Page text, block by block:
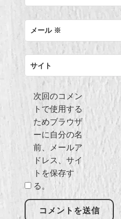
メール ※
サイト
次回のコメン
トで使用する
ためブラウザ
ーに自分の名
前、メールア
ドレス、サイ
トを保存す
る。